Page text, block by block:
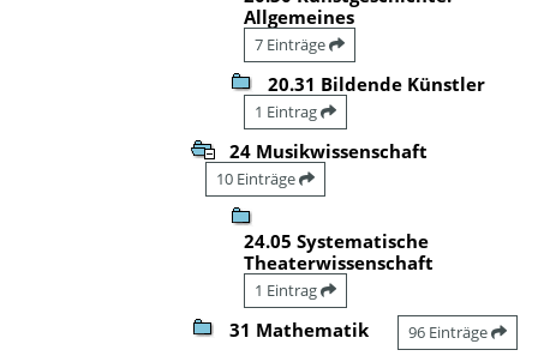
Allgemeines
7 Einträge
20.31 Bildende Künstler
1 Eintrag
24 Musikwissenschaft
10 Einträge
24.05 Systematische
Theaterwissenschaft
1 Eintrag
31 Mathematik 96 Einträge